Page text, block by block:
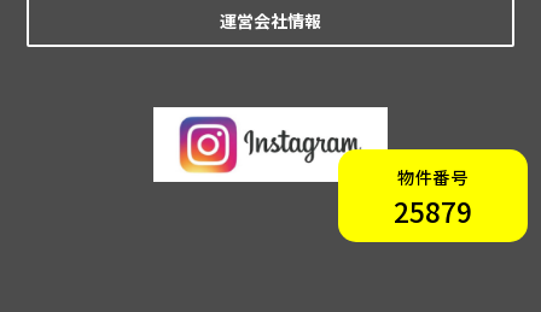
物件番号
25879
運営会社情報